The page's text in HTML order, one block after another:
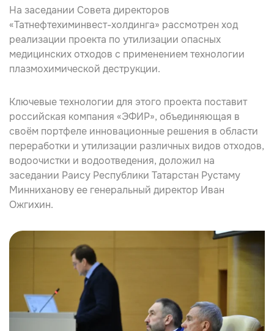
На заседании Совета директоров
«Татнефтехиминвест-холдинга» рассмотрен ход
реализации проекта по утилизации опасных
медицинских отходов с применением технологии
плазмохимической деструкции.
Ключевые технологии для этого проекта поставит
российская компания «ЭФИР», объединяющая в
своём портфеле инновационные решения в области
переработки и утилизации различных видов отходов,
водоочистки и водоотведения, доложил на
заседании Раису Республики Татарстан Рустаму
Миннихановуее генеральный директор Иван
Ожгихин.